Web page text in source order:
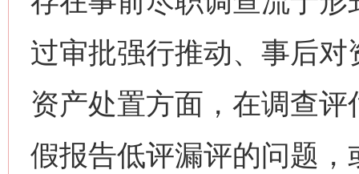
过审批强行推动、事后
资产处置方面，在调查
假报告低评漏评的问题，